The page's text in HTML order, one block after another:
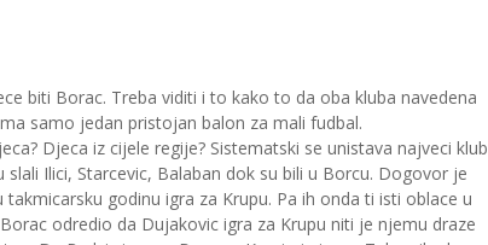
biti Borac. Treba viditi i to kako to da oba kluba navedena
samo jedan pristojan balon za mali fudbal.
Djeca iz cijele regije? Sistematski se unistava najveci klub
Ilici, Starcevic, Balaban dok su bili u Borcu. Dogovor je
godinu igra za Krupu. Pa ih onda ti isti oblace u
odredio da Dujakovic igra za Krupu niti je njemu draze